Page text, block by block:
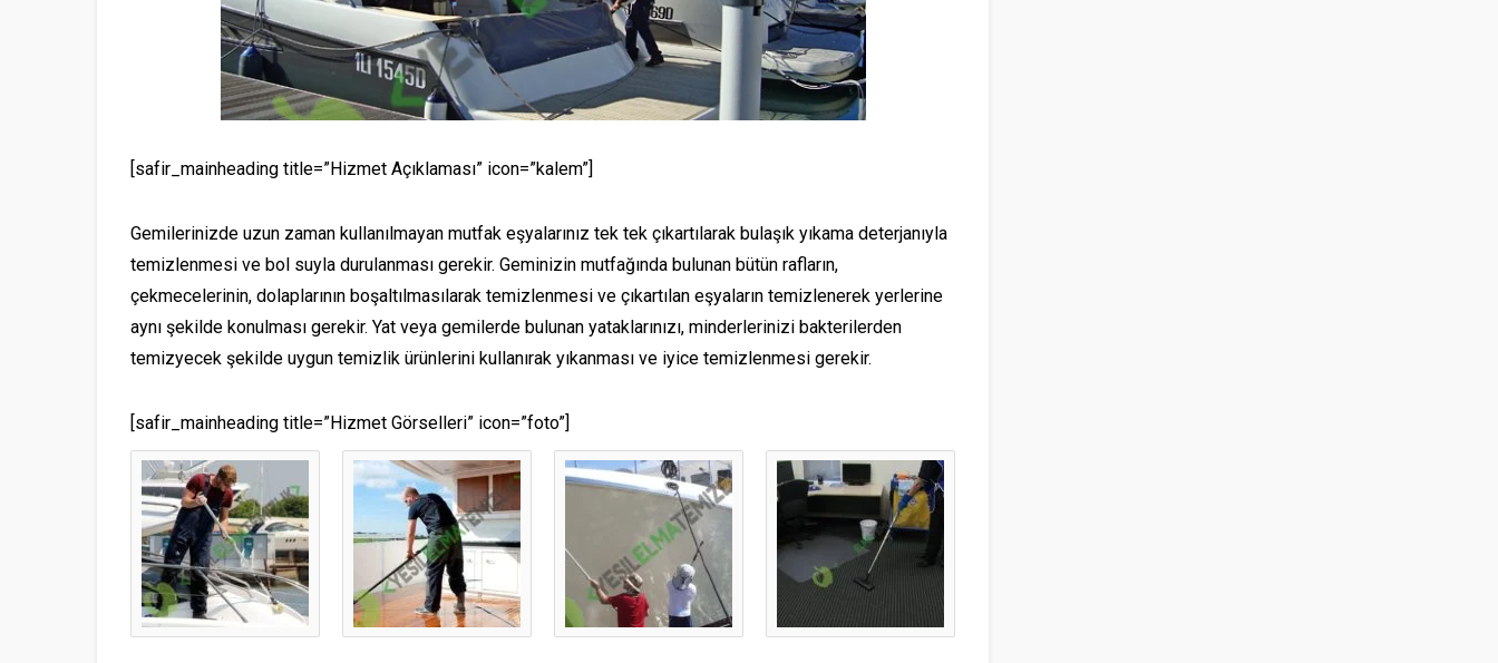
[safir_mainheading title=”Hizmet Açıklaması” icon=”kalem”]
Gemilerinizde uzun zaman kullanılmayan mutfak eşyalarınız tek tek çıkartılarak bulaşık yıkama deterjanıyla
temizlenmesi ve bol suyla durulanması gerekir. Geminizin mutfağında bulunan bütün rafların,
çekmecelerinin, dolaplarının boşaltılmasılarak temizlenmesi ve çıkartılan eşyaların temizlenerek yerlerine
aynı şekilde konulması gerekir. Yat veya gemilerde bulunan yataklarınızı, minderlerinizi bakterilerden
temizyecek şekilde uygun temizlik ürünlerini kullanırak yıkanması ve iyice temizlenmesi gerekir.
[safir_mainheading title=”Hizmet Görselleri” icon=”foto”]